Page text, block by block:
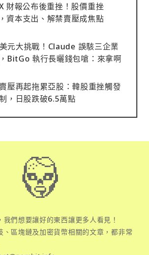
財報公布後重挫！股價重挫
資本支出、解禁賣壓成焦點
元大挑戰！Claude 誤駭三企業
BitGo 執行長曬錢包嗆：來拿啊
壓再起拖累亞股：韓股重挫觸發
，日股跌破6.5萬點
們想要讓好的東西讓更多人看見！
、區塊鏈及加密貨幣相關的文章，都非常